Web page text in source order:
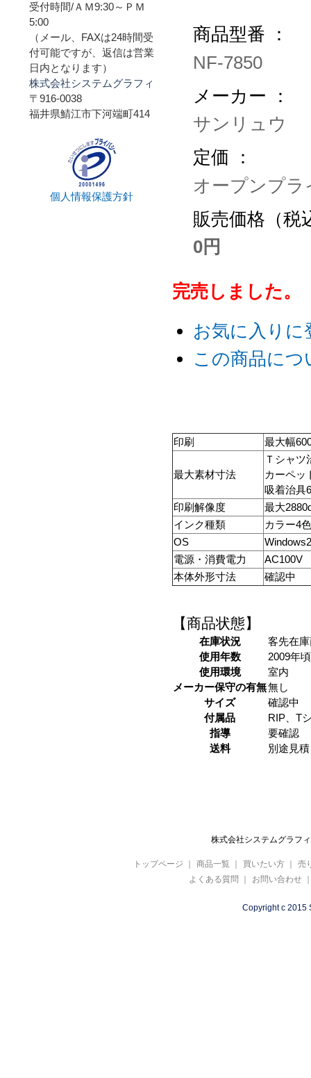
商品型番 ：
NF-7850
メーカー ：
サンリュウ
定価 ：
オープンプラ
販売価格（税
0円
完売しました。
お気に入りに
この商品に
印刷 最大幅
最大素材寸法
Ｔシャ
カーペ
吸着治具
印刷解像度
最大
インク種類
カラー4
OS
電源・消費電力
AC100V
本体外形寸法
確認中
【商品状態】
在庫状況
客先在
使用年数
2009年
使用環境
室内
メーカー保守の有無無し
サイズ
確認中
付属品
RIP、T
指導
要確認
送料
別途見
受付時間/ＡＭ9:30～ＰＭ
5:00
（メール、FAXは24時間受
付可能ですが、返信は営業
日内となります）
株式会社システムグラフィ
〒916-0038
福井県鯖江市下河端町414
個人情報保護方針
株式会社システムグラ
トップページ ｜ 商品一覧 ｜ 買いたい方 ｜
売
よくある質問 ｜ お問い合わせ
Copyright c 2015